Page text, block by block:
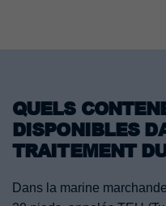
QUELS
DISPONIBLES
TRAITEMENT
Dans la marine